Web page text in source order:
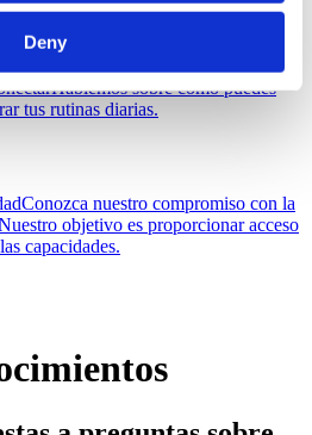
Deny
Descubre cómo sacar el máximo partido
Hablemos sobre cómo puedes
tus rutinas diarias.
Conozca nuestro compromiso con la
objetivo es proporcionar acceso
capacidades.